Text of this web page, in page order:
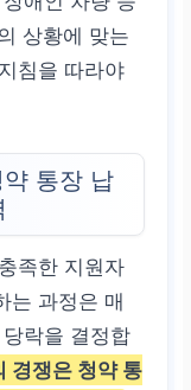
상황에 맞는
침을 따라야
통장 납
족한 지원자
는 과정은 매
당락을 결정합
경쟁은 청약 통